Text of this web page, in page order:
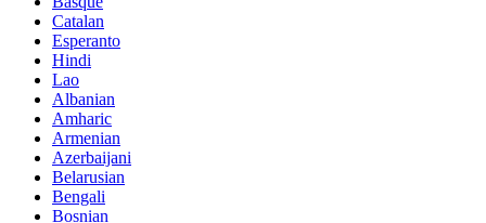
Catalan
Esperanto
Hindi
Lao
Albanian
Amharic
Armenian
Azerbaijani
Belarusian
Bengali
Bosnian